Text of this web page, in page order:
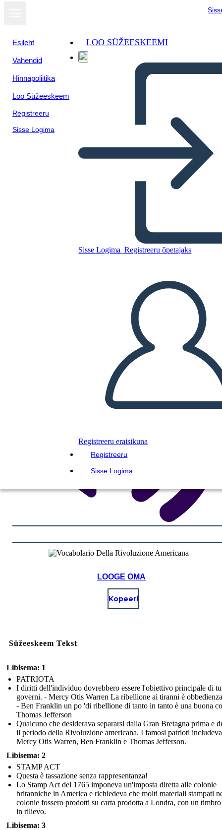
Esileht
Vahendid
Hinnapoliitika
Loo Süžeeskeem
Registreeru
Sisse Logima
LOO SÜŽEESKEEMI
Sisse Logima Registreeru õpetajaks
Registreeru eraisikuna
Registreeru
Sisse Logima
Rivoluzione Americana
LUUA STORYBOARD
ESITA SLAIDIESITLUST
LOE MULLE
LOOGE OMA
Kopeeri
Süžeeskeem Tekst
Libisema: 1
PATRIOTA
I diritti dell'individuo dovrebbero essere l'obiettivo principale di
governi. - Mercy Otis Warren La ribellione ai tiranni è
- Ben Franklin un po 'di ribellione di tanto in tanto è una buona
Thomas Jefferson
Qualcuno che desiderava separarsi dalla Gran Bretagna prima e
il periodo della Rivoluzione americana. I famosi patrioti
Mercy Otis Warren, Ben Franklin e Thomas Jefferson.
Libisema: 2
STAMP ACT
Questa è tassazione senza rappresentanza!
Lo Stamp Act del 1765 imponeva un'imposta diretta alle colonie
britanniche in America e richiedeva che molti materiali stampati
colonie fossero prodotti su carta prodotta a Londra, con un
in rilievo.
Libisema: 3